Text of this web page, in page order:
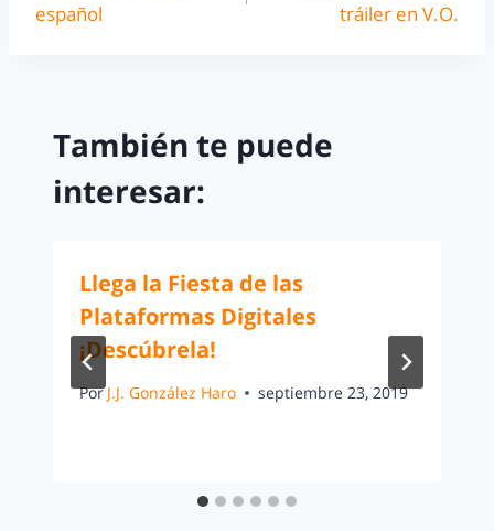
español
tráiler en V.O.
También te puede
interesar:
Llega la Fiesta de las
Plataformas Digitales
¡Descúbrela!
Por J.J. González Haro septiembre 23, 2019